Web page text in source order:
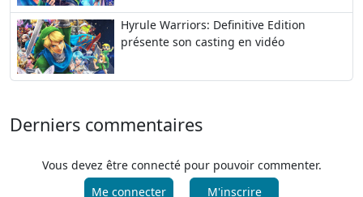
Hyrule Warriors: Definitive Edition
présente son casting en vidéo
Derniers commentaires
Vous devez être connecté pour pouvoir commenter.
Me connecter
M'inscrire